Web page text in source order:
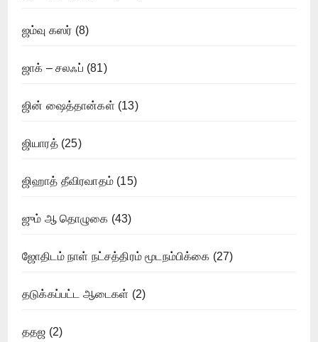
ஜம்வு கஸர் (8)
ஜாக் – சலஃப் (81)
ஜின் ஷைத்தான்கள் (13)
ஜியாரத்(25)
ஜிஹாத் தீவிரவாதம் (15)
ஜும் ஆ தொழுகை (43)
ஜோதிடம் நாள் நட்சத்திரம் மூடநம்பிக்கை (27)
தடுக்கப்பட்ட ஆடைகள் (2)
ததஜ (2)